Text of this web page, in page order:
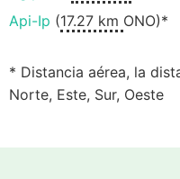
Api-Ip (17.27 km ONO)*
* Distancia aérea, la
Norte, Este, Sur, Oeste